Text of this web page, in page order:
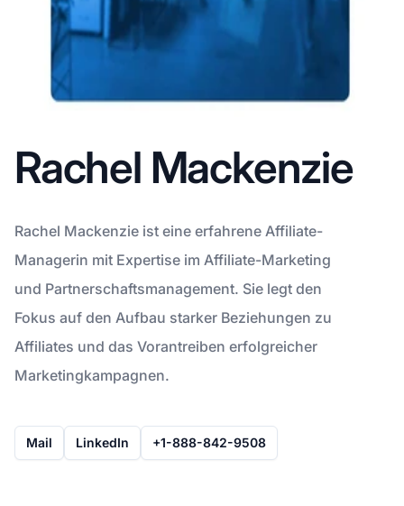
Rachel Mackenzie
Rachel Mackenzie ist eine erfahrene Affiliate-
Managerin mit Expertise im Affiliate-Marketing
und Partnerschaftsmanagement. Sie legt den
Fokus auf den Aufbau starker Beziehungen zu
Affiliates und das Vorantreiben erfolgreicher
Marketingkampagnen.
Mail LinkedIn +1-888-842-9508